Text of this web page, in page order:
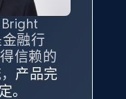
and more.
注册使用
融行
信赖的
产品完
。
理基础
络数据。
Data
最好、
Bright
用的地
可靠性印
合作感